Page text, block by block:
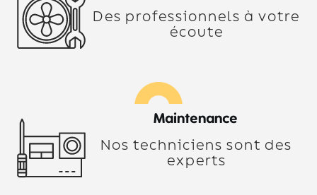
Des professionnels à votre
écoute
Maintenance
Nos techniciens sont des
experts